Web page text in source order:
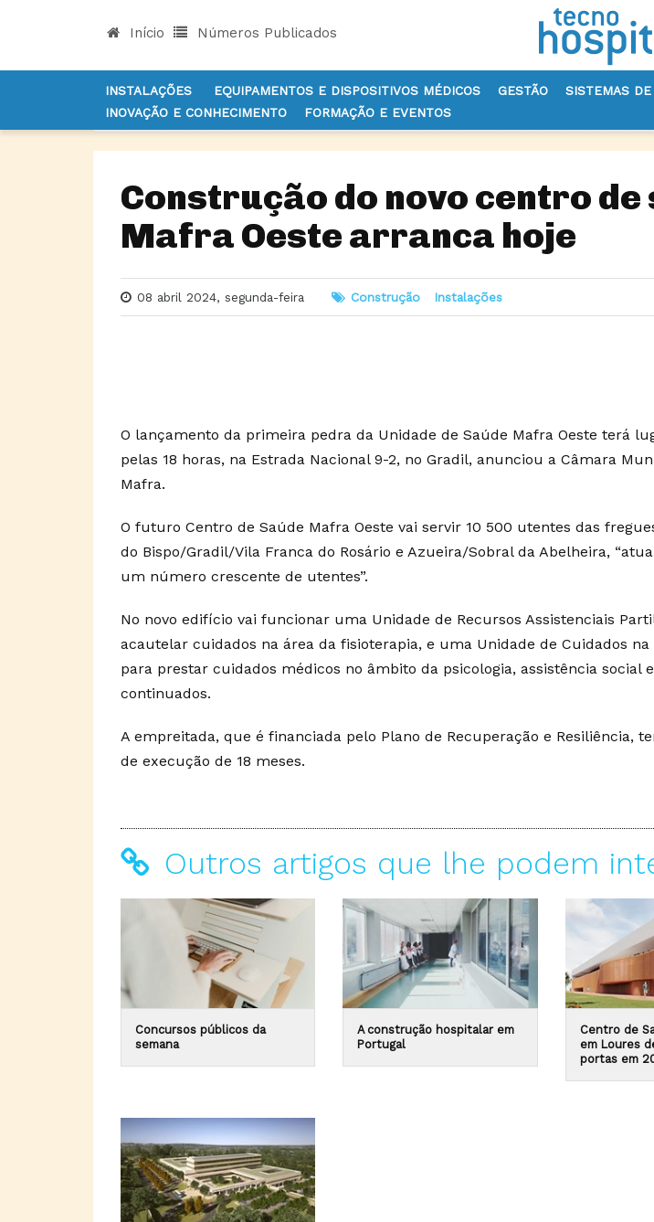
Início Números Publicados
INSTALAÇÕES EQUIPAMENTOS E DISPOSITIVOS MÉDICOS GESTÃO SISTEMAS DE
INOVAÇÃO E CONHECIMENTO
FORMAÇÃO E EVENTOS
INÍCIO NOTÍCIAS CONSTRUÇÃO CONSTRUÇÃO DO NOVO CENTRO DE SAÚDE MAFRA
Construção do novo centro de
Mafra Oeste arranca hoje
08 abril 2024, segunda-feira Construção Instalações
O lançamento da primeira pedra da Unidade de Saúde Mafra Oeste terá
pelas 18 horas, na Estrada Nacional 9-2, no Gradil, anunciou a Câmara
Mafra.
O futuro Centro de Saúde Mafra Oeste vai servir 10 500 utentes das
do Bispo/Gradil/Vila Franca do Rosário e Azueira/Sobral da Abelheira,
um número crescente de utentes”.
No novo edifício vai funcionar uma Unidade de Recursos Assistenciais
acautelar cuidados na área da fisioterapia, e uma Unidade de Cuidados na
para prestar cuidados médicos no âmbito da psicologia, assistência social
continuados.
A empreitada, que é financiada pelo Plano de Recuperação e Resiliência,
de execução de 18 meses.
Outros artigos que lhe podem
Concursos públicos da
semana
A construção hospitalar em
Portugal
Centro de
em Loures
portas em